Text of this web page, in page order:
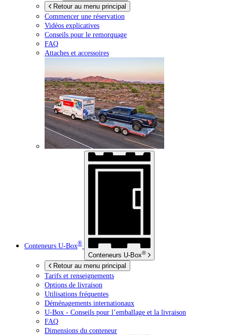
Retour au menu principal
Commencer une réservation
Vidéos explicatives
Conseils pour le remorquage
FAQ
Attaches et accessoires
Conteneurs U-Box®
Conteneurs U-Box®
Retour au menu principal
Tarifs et renseignements
Options de livraison
Utilisations fréquentes
Déménagements internationaux
U-Box - Conseils pour l’emballage et la livraison
FAQ
Dimensions du conteneur